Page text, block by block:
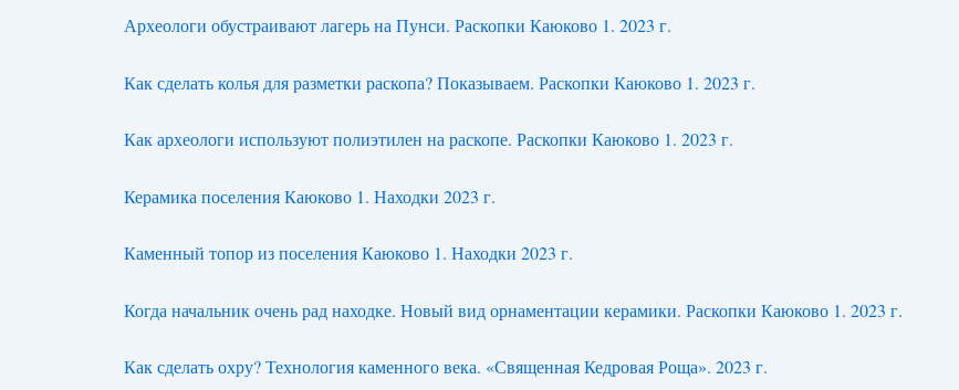
Археологи обустраивают лагерь на Пунси. Раскопки Каюково 1. 2023 г.
Как сделать колья для разметки раскопа? Показываем. Раскопки Каюково 1. 2023 г.
Как археологи используют полиэтилен на раскопе. Раскопки Каюково 1. 2023 г.
Керамика поселения Каюково 1. Находки 2023 г.
Каменный топор из поселения Каюково 1. Находки 2023 г.
Когда начальник очень рад находке. Новый вид орнаментации керамики. Раскопки Каюково 1. 2023 г.
Как сделать охру? Технология каменного века. «Священная Кедровая Роща». 2023 г.